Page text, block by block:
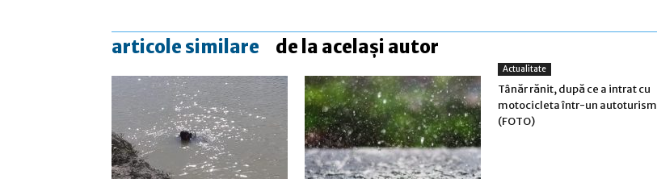
articole similare de la același autor
Actualitate
Tânăr rănit, după ce a intrat cu
motocicleta într-un autoturism
(FOTO)